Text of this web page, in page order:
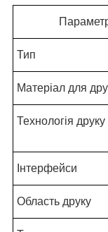
Тип
Матеріал для
Технологія друку
Інтерфейси
Область друку